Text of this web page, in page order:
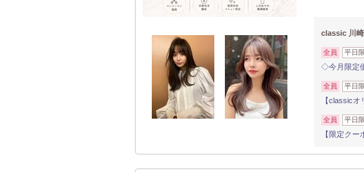
classic 川
全員 平日
◇今月限定
全員 平日
【classic
全員 平日
【限定ク